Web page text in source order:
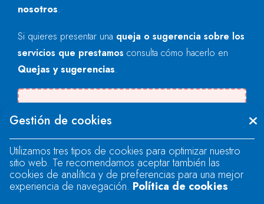
nosotros.
Si quieres presentar una queja o sugerencia sobre los
servicios que prestamos consulta cómo hacerlo en
Quejas y sugerencias.
"text".
Se produjo un error al cargar el campo
"text".
Gestión de cookies
Utilizamos tres tipos de cookies para optimizar nuestro
sitio web. Te recomendamos aceptar también las
cookies de analítica y de preferencias para una mejor
experiencia de navegación. Política de cookies